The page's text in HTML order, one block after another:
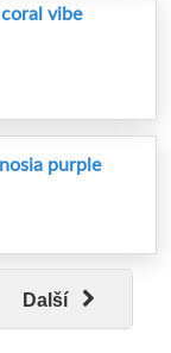
vibe
purple
Další